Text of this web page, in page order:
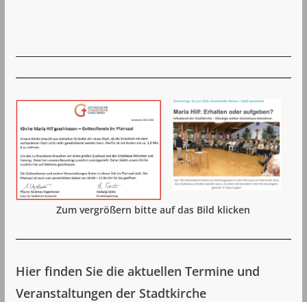
Zum vergrößern bitte auf das Bild klicken
Hier finden Sie die aktuellen Termine und
Veranstaltungen der Stadtkirche